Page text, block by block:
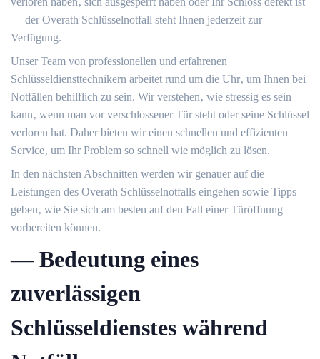
― der Overath Schlüsselnotfall steht Ihnen jederzeit zur
Verfügung.​
Unser Team von professionellen und erfahrenen
Schlüsseldiensttechnikern arbeitet rund um die Uhr‚ um Ihnen bei
Notfällen behilflich zu sein. Wir verstehen‚ wie stressig es sein
kann‚ wenn man vor verschlossener Tür steht oder seine Schlüssel
verloren hat. Daher bieten wir einen schnellen und effizienten
Service‚ um Ihr Problem so schnell wie möglich zu lösen.​
In den nächsten Abschnitten werden wir genauer auf die
Leistungen des Overath Schlüsselnotfalls eingehen sowie Tipps
geben‚ wie Sie sich am besten auf den Fall einer Türöffnung
vorbereiten können.​
― Bedeutung eines
zuverlässigen
Schlüsseldienstes während